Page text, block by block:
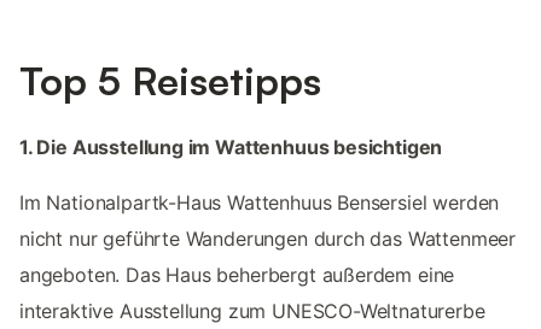
Top 5 Reisetipps
1. Die Ausstellung im Wattenhuus besichtigen
Im Nationalpartk-Haus Wattenhuus Bensersiel werden
nicht nur geführte Wanderungen durch das Wattenmeer
angeboten. Das Haus beherbergt außerdem eine
interaktive Ausstellung zum UNESCO-Weltnaturerbe